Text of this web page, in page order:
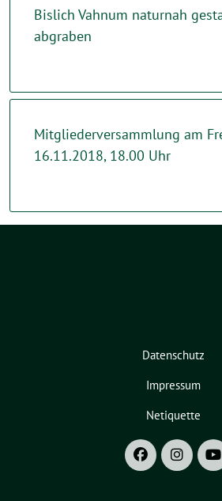
Bislich Vahnum naturnah
abgraben
Mitgliederversammlung am
16.11.2018, 18.00 Uhr
Datenschutz
Impressum
Netiquette